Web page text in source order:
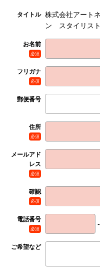
タイトル 株式会社アート
ン スタイリス
お名前
必須
フリガナ
必須
郵便番号
住所
必須
メールアド
レス
必須
確認
必須
電話番号
必須
-
ご希望など